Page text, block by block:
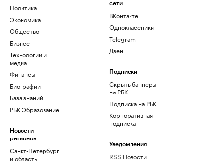
Политика
Экономика
Общество
Бизнес
Технологии и
медиа
Финансы
Биографии
База знаний
РБК Образование
Новости
регионов
Санкт-Петербург
и область
сети
ВКонтакте
Одноклассники
Telegram
Дзен
Подписки
Скрыть баннеры
на РБК
Подписка на РБК
Корпоративная
подписка
Уведомления
RSS Новости